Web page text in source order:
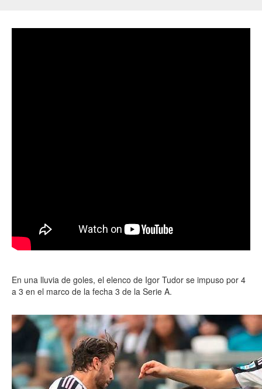
En una lluvia de goles, el elenco de Igor Tudor se impuso por 4
a 3 en el marco de la fecha 3 de la Serie A.